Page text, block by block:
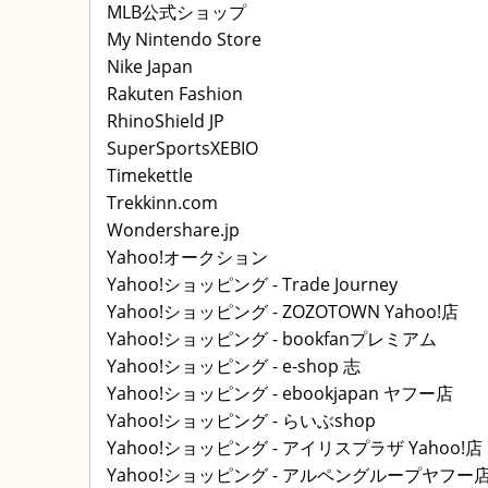
MLB公式ショップ
My Nintendo Store
Nike Japan
Rakuten Fashion
RhinoShield JP
SuperSportsXEBIO
Timekettle
Trekkinn.com
Wondershare.jp
Yahoo!オークション
Yahoo!ショッピング - Trade Journey
Yahoo!ショッピング - ZOZOTOWN Yahoo!店
Yahoo!ショッピング - bookfanプレミアム
Yahoo!ショッピング - e-shop 志
Yahoo!ショッピング - ebookjapan ヤフー店
Yahoo!ショッピング - らいぶshop
Yahoo!ショッピング - アイリスプラザ Yahoo!店
Yahoo!ショッピング - アルペングループヤフー